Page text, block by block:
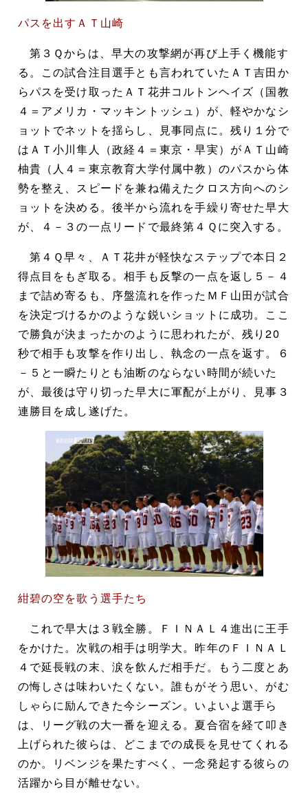
パスを出すＡＴ山崎
第３Ｑからは、早大の攻撃網が再び上手く機能す
る。この試合注目選手とも言われていたＡＴ吉田か
らパスを受け取ったＡＴ花井コルトンヘイズ（国教
４＝アメリカ・マッキントッシュ）が、軽やかなシ
ョットでネットを揺らし、見事同点に。残り１分で
はＡＴ小川隼人（政経４＝東京・早実）がＡＴ山崎
柚貴（人４＝東京教育大学付属中教）のパスから体
勢を整え、スピードを兼ね備えたクロス方向へのシ
ョットを決める。後半から流れを手繰り寄せた早大
が、４－３の一点リードで最終第４Ｑに突入する。
第４Ｑ早々、ＡＴ花井が軽快なステップで本日２
得点目をもぎ取る。相手も反撃の一点を返し５－４
まで詰め寄るも、序盤流れを作ったＭＦ山田が試合
を決定づけるかのような鋭いショットに成功。ここ
で勝負が決まったかのように思われたが、残り20
秒で相手も攻撃を作り出し、執念の一点を返す。６
－５と一瞬たりとも油断のならない時間が続いた
が、最後は守り切った早大に軍配が上がり、見事３
連勝目を成し遂げた。
紺碧の空を歌う選手たち
これで早大は３戦全勝。ＦＩＮＡＬ４進出に王手
をかけた。次戦の相手は明学大。昨年のＦＩＮＡＬ
４で延長戦の末、涙を飲んだ相手だ。もう二度とあ
の悔しさは味わいたくない。誰もがそう思い、がむ
しゃらに励んできた今シーズン。いよいよ選手ら
は、リーグ戦の大一番を迎える。夏合宿を経て叩き
上げられた彼らは、どこまでの成長を見せてくれる
のか。リベンジを果たすべく、一念発起する彼らの
活躍から目が離せない。